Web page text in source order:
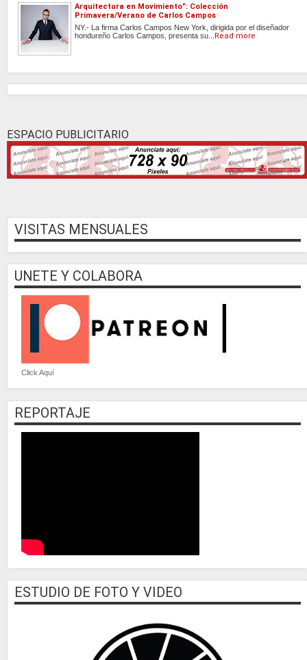
Arquitectura en Movimiento”: Colección
Primavera/Verano de Carlos Campos
NY.- La firma Carlos Campos New York, dirigida por el diseñador
hondureño Carlos Campos, presenta su...
Read more
ESPACIO PUBLICITARIO
VISITAS MENSUALES
UNETE Y COLABORA
Click Aquí
REPORTAJE
ESTUDIO DE FOTO Y VIDEO